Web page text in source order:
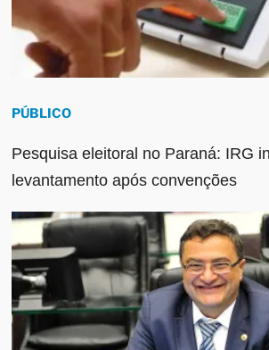
PÚBLICO
Pesquisa eleitoral no Paraná: IRG
levantamento após convenções